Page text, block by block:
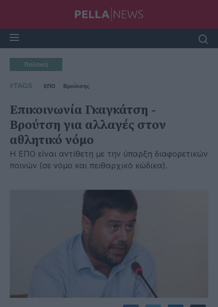
Πολιτική
#TAGS ΕΠΟ Βρούτσης
Eπικοινωνία Γκαγκάτση -
Βρούτση για αλλαγές στον
αθλητικό νόμο
Η ΕΠΟ είναι αντίθετη με την ύπαρξη διαφορετικών
ποινών (σε νόμο και πειθαρχικό κώδικα).